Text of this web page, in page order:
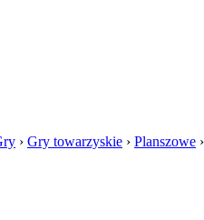
› Gry towarzyskie › Planszowe